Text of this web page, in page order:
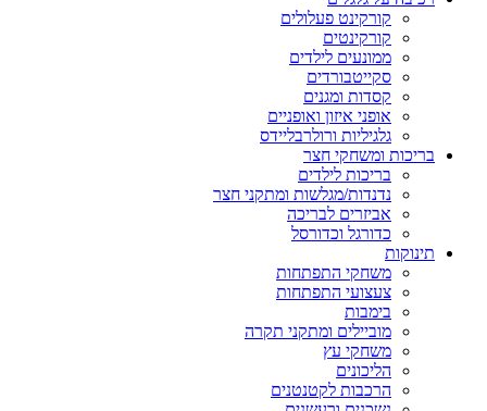
קורקינט פעלולים
קורקינטים
ממונעים לילדים
סקייטבורדים
קסדות ומגנים
אופני איזון ואופניים
גלגיליות ורולרבליידס
בריכות ומשחקי חצר
בריכות לילדים
נדנדות/מגלשות ומתקני חצר
אביזרים לבריכה
כדורגל וכדורסל
תינוקות
משחקי התפתחות
צעצועי התפתחות
בימבות
מוביילים ומתקני תקרה
משחקי עץ
הליכונים
הרכבות לקטנטנים